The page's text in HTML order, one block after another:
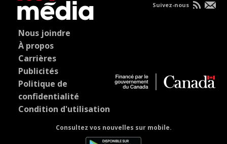
Nous joindre
À propos
Carrières
Publicités
Politique de
confidentialité
Condition d'utilisation
Consultez vos nouvelles sur mobile.
Suivez-nous